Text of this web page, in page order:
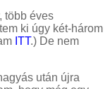
több éves
ki úgy két-három
ITT.) De nem
után újra